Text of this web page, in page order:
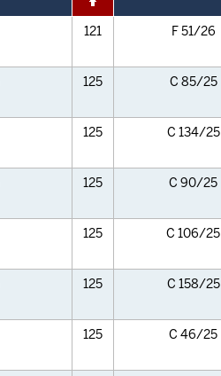
121 F 51/26
125 C 85/25
125 C 134/25
125 C 90/25
125 C 106/25
125 C 158/25
125 C 46/25